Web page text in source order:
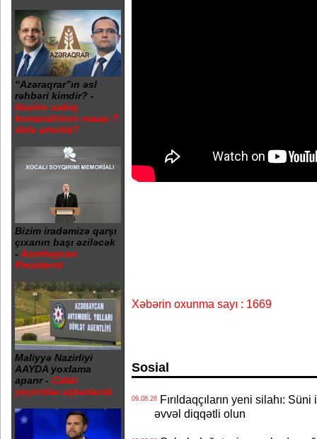
“Azəraqrar”ın əsl
rəhbəri kimdir? -
Nazirin sabiq
komandirinin maaşı 7
dəfə artırılıb?
Bizim iradəmizə qarşı
çıxanın başı əziləcək
- Azərbaycan
Prezidenti
Maliyyə Nazirliyi
AAYDA yoxlama
aparır - Ciddi
yeyintilər aşkarlanıb
Xəbərin oxunma sayı : 1669
Sosial
09.08.26Fırıldaqçıların yeni silahı:
əvvəl diqqətli olun